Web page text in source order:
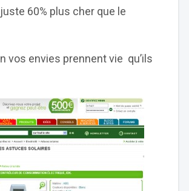
60% plus cher que le
vos envies prennent vie qu’ils